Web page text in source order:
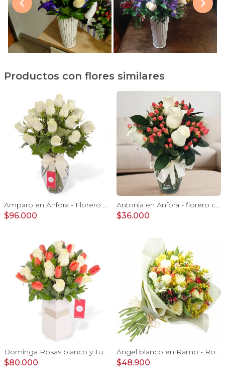
Productos con flores similares
$96.000 $36.000
$80.000 $48.900